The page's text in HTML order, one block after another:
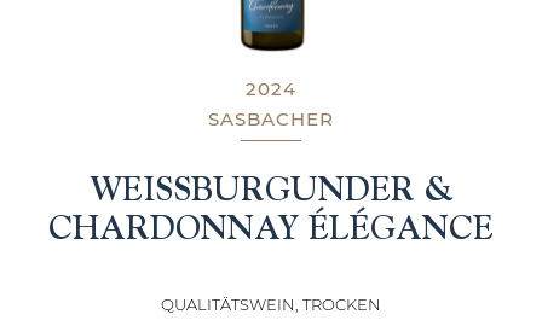
2024
SASBACHER
WEISSBURGUNDER & C
HARDONNAY ÉLÉGANCE
QUALITÄTSWEIN, TROCKEN